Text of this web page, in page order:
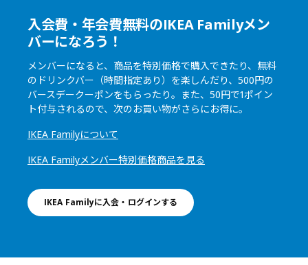
入会費・年会費無料のIKEA Familyメン
バーになろう！
メンバーになると、商品を特別価格で購入できたり、無料
のドリンクバー（時間指定あり）を楽しんだり、500円の
バースデークーポンをもらったり。また、50円で1ポイン
ト付与されるので、次のお買い物がさらにお得に。
IKEA Familyについて
IKEA Familyメンバー特別価格商品を見る
IKEA Familyに入会・ログインする